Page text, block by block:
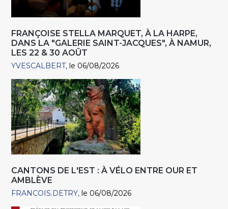
FRANÇOISE STELLA MARQUET, À LA HARPE,
DANS LA "GALERIE SAINT-JACQUES", À NAMUR,
LES 22 & 30 AOÛT
YVESCALBERT le 06/08/2026
CANTONS DE L'EST : À VÉLO ENTRE OUR ET
AMBLÈVE
FRANCOIS.DETRY le 06/08/2026